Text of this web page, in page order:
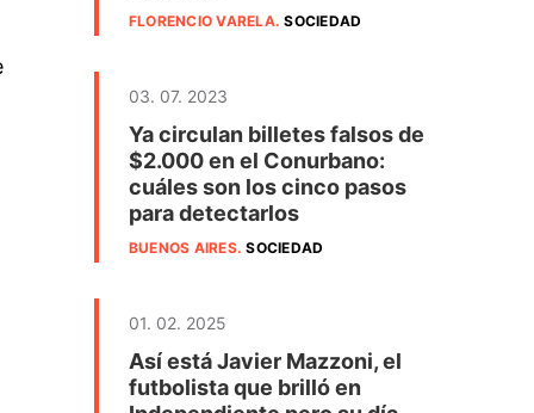
FLORENCIO VARELA.SOCIEDAD
03. 07. 2023
Ya circulan billetes falsos de
$2.000 en el Conurbano:
cuáles son los cinco pasos
para detectarlos
BUENOS AIRES.SOCIEDAD
01. 02. 2025
Así está Javier Mazzoni, el
futbolista que brilló en